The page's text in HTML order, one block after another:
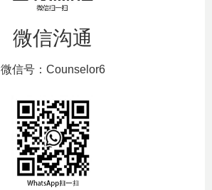
微信沟通
微信号：Counselor6